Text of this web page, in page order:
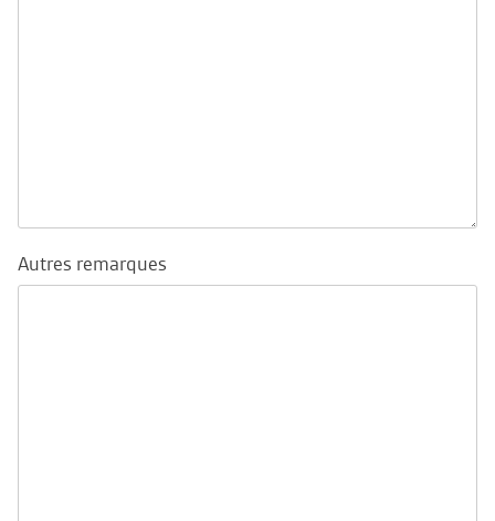
Autres remarques